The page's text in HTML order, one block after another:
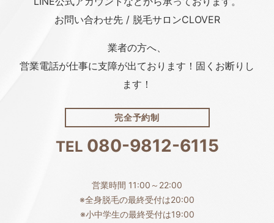
お問い合わせ先 / 脱毛サロンCLOVER
業者の方へ、
営業電話が仕事に支障が出ております！固くお断りし
ます！
完全予約制
TEL 080-9812-6115
営業時間 11:00～22:00
※全身脱毛の最終受付は20:00
※小中学生の最終受付は19:00